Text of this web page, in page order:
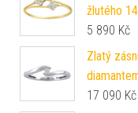
žlutého
5 890 Kč
Zlatý
17 090 Kč